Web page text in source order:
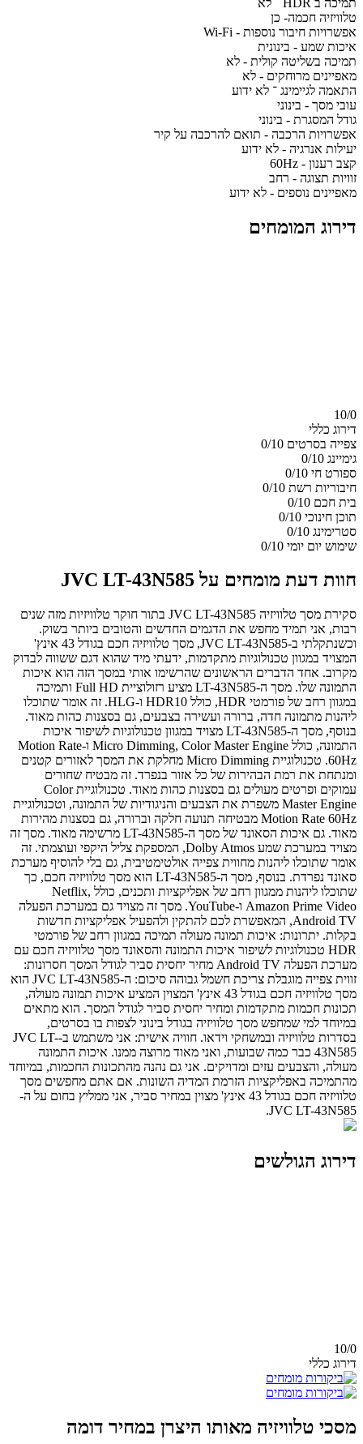
טלוויזיה חכמה- כן
אפשרויות חיבור נוספות - Wi-Fi
איכות שמע - בינונית
תמיכה בשליטה קולית - לא
מאפיינים מרוחקים - לא
התאמה לגיימינג ־ לא ידוע
עובי מסך - בינוני
גודל המסגרת - בינוני
אפשרויות הרכבה - תואם להרכבה על קיר
יעילות אנרגיה - לא ידוע
קצב רענון - 60Hz
זוויות תצוגה - רחב
מאפיינים נוספים - לא ידוע
דירוג המומחים
10/0
דירוג כללי
צפייה בסרטים 0/10
גימיינג 0/10
ספורט חי 0/10
חיבוריות רשת 0/10
בית חכם 0/10
תוכן חינוכי 0/10
סטרימינג 0/10
שימוש יום יומי 0/10
חוות דעת מומחים על JVC LT-43N585
סקירת מסך טלוויזיה JVC LT-43N585 בתור חוקר טלוויזיות מזה שנים
רבות, אני תמיד מחפש את הדגמים החדשים והטובים ביותר בשוק.
וכשנתקלתי ב-JVC LT-43N585, מסך טלוויזיה חכם בגודל 43 אינץ'
המצויד במגוון טכנולוגיות מתקדמות, ידעתי מיד שהוא דגם ששווה לבדוק
מקרוב. אחד הדברים הראשונים שהרשימו אותי במסך הזה הוא איכות
התמונה שלו. מסך ה-LT-43N585 מציע רזולוציית Full HD ותמיכה
במגוון רחב של פורמטי HDR, כולל HDR10 ו-HLG. זה אומר שתוכלו
ליהנות מתמונה חדה, ברורה ועשירה בצבעים, גם בסצנות כהות מאוד.
בנוסף, מסך ה-LT-43N585 מצויד במגוון טכנולוגיות לשיפור איכות
התמונה, כולל Micro Dimming, Color Master Engine ו-Motion Rate
60Hz. טכנולוגיית Micro Dimming מחלקת את המסך לאזורים קטנים
ומנתחת את רמת הבהירות של כל אזור בנפרד. זה מבטיח שחורים
עמוקים ופרטים מעולים גם בסצנות כהות מאוד. טכנולוגיית Color
Master Engine משפרת את הצבעים והניגודיות של התמונה, וטכנולוגיית
Motion Rate 60Hz מבטיחה תנועה חלקה וברורה, גם בסצנות מהירות
מאוד. גם איכות הסאונד של מסך ה-LT-43N585 מרשימה מאוד. מסך זה
מצויד במערכת שמע Dolby Atmos, המספקת צליל היקפי ועוצמתי. זה
אומר שתוכלו ליהנות מחווית צפייה אולטימטיבית, גם בלי להוסיף מערכת
סאונד נפרדת. בנוסף, מסך ה-LT-43N585 הוא מסך טלוויזיה חכם, כך
שתוכלו ליהנות ממגוון רחב של אפליקציות ותכנים, כולל Netflix,
Amazon Prime Video ו-YouTube. מסך זה מצויד גם במערכת הפעלה
Android TV, המאפשרת לכם להתקין ולהפעיל אפליקציות חדשות
בקלות. יתרונות: איכות תמונה מעולה תמיכה במגוון רחב של פורמטי
HDR טכנולוגיות לשיפור איכות התמונה והסאונד מסך טלוויזיה חכם עם
מערכת הפעלה Android TV מחיר יחסית סביר לגודל המסך חסרונות:
זווית צפייה מוגבלת צריכת חשמל גבוהה סיכום: ה-JVC LT-43N585 הוא
מסך טלוויזיה חכם בגודל 43 אינץ' המצוין המציע איכות תמונה מעולה,
תכונות חכמות מתקדמות ומחיר יחסית סביר לגודל המסך. הוא מתאים
במיוחד למי שמחפש מסך טלוויזיה בגודל בינוני לצפות בו בסרטים,
בסדרות טלוויזיה ובמשחקי וידאו. חוויה אישית: אני משתמש ב-JVC LT-
43N585 כבר כמה שבועות, ואני מאוד מרוצה ממנו. איכות התמונה
מעולה, והצבעים עזים ומדויקים. אני גם נהנה מהתכונות החכמות, במיוחד
מהתמיכה באפליקציות הזרמת המדיה השונות. אם אתם מחפשים מסך
טלוויזיה חכם בגודל 43 אינץ' מצוין במחיר סביר, אני ממליץ בחום על ה-
JVC LT-43N585.
דירוג הגולשים
10/0
דירוג כללי
מסכי טלוויזיה מאותו היצרן במחיר דומה